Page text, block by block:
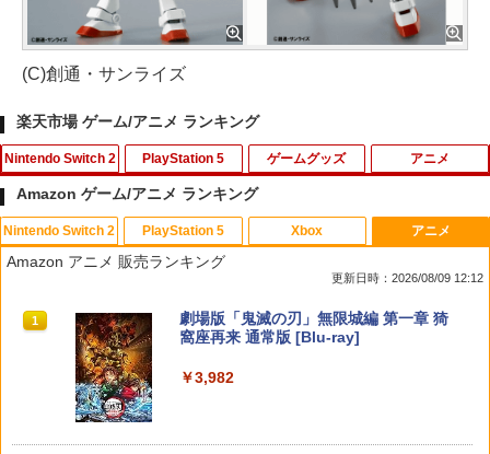
(C)創通・サンライズ
楽天市場 ゲーム/アニメ ランキング
Nintendo Switch 2
1
ホリ ワイヤレスホリパッド TURBO for
Nintendo Switch 2 ルビーマゼンタ [N
￥7,580
PlayStation 5
1
シティーズ：スカイライン リマスター
ジャパン・スペシャル・エディション
￥5,901
ゲームグッズ
1
PS Vita 2000 アナログスティック・スラ
イドパッド修理用基板 部品 パーツ L R
互換 黒 ブラック オリジナルウエス スラ
￥750
アニメ
1
【中古】おそ松さん 第五松（初回生産
限定版 Blu-ray DISC）/Blu−ray Dis
￥272
Amazon ゲーム/アニメ ランキング
Nintendo Switch 2
1
スプラトゥーン レイダース|オンライン
コード版
￥5,832
PlayStation 5
1
PlayStation 5 デジタル・エディション
日本語専用 Console Language: Japan
Xbox
1
【純正品】Xbox ワイヤレス コントロー
ラー + USB-C® ケーブル
￥8,300
アニメ
Amazon アニメ 販売ランキング
更新日時：2026/08/09 12:12
1
劇場版「鬼滅の刃」無限城編 第一章 猗
窩座再来 通常版 [Blu-ray]
￥3,982